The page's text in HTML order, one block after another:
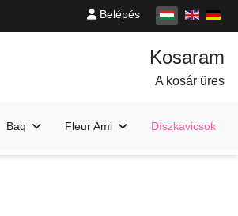
Belépés
A kosár üres
Baq Fleur Ami Díszkavicsok